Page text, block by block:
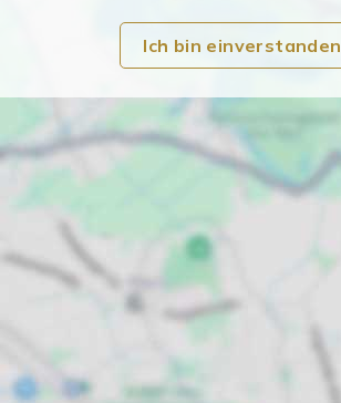
Ich bin einverstanden